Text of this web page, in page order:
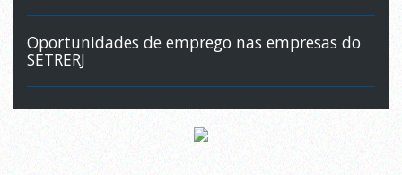
Oportunidades de emprego nas empresas do
SETRERJ